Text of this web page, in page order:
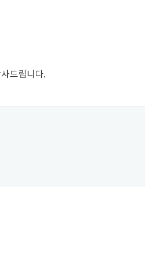
드립니다.